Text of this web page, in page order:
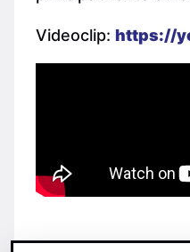
Videoclip: https://